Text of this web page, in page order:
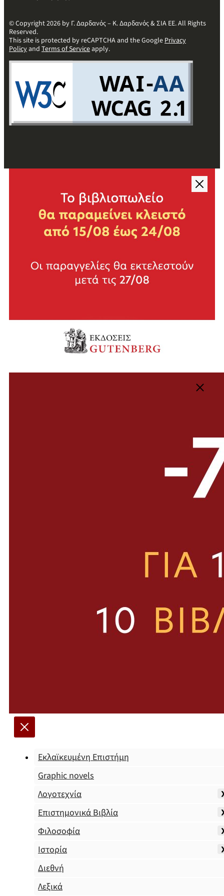
© Copyright 2026 by Γ. Δαρδανός – Κ. Δαρδανός & ΣΙΑ ΕΕ. All Rights
Reserved.
This site is protected by reCAPTCHA and the GooglePrivacy
Policyand Terms of Serviceapply.
Εκλαϊκευμένη Επιστήμη
Graphic novels
Λογοτεχνία
Επιστημονικά Βιβλία
Φιλοσοφία
Ιστορία
Διεθνή
Λεξικά